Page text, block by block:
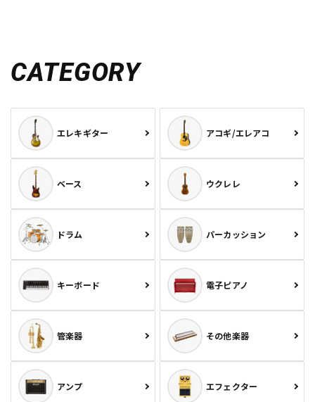
CATEGORY
エレキギター アコギ/エレアコ
ベース ウクレレ
ドラム パーカッション
キーボード 電子ピアノ
管楽器 その他楽器
アンプ エフェクター